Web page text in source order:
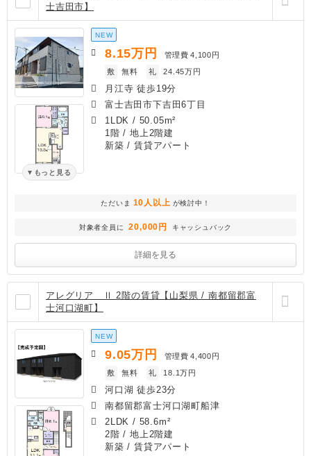
士吉田市】
もっと見る
NEW
8.15万円 管理費 4,100円
敷
無料 礼 24.45万円
月江寺 徒歩19分
富士吉田市下吉田6丁目
1LDK / 50.05m²
1階 / 地上2階建
新築 / 賃貸アパート
ただいま 10人以上 が検討中！
対象者全員に 20,000円 キャッシュバック
詳細を見る
アレグリア Ⅱ 2階の賃貸【山梨県 / 南都留郡富
士河口湖町】
NEW
9.05万円 管理費 4,400円
敷
無料 礼 18.1万円
河口湖 徒歩23分
南都留郡富士河口湖町船津
2LDK / 58.6m²
2階 / 地上2階建
新築 / 賃貸アパート